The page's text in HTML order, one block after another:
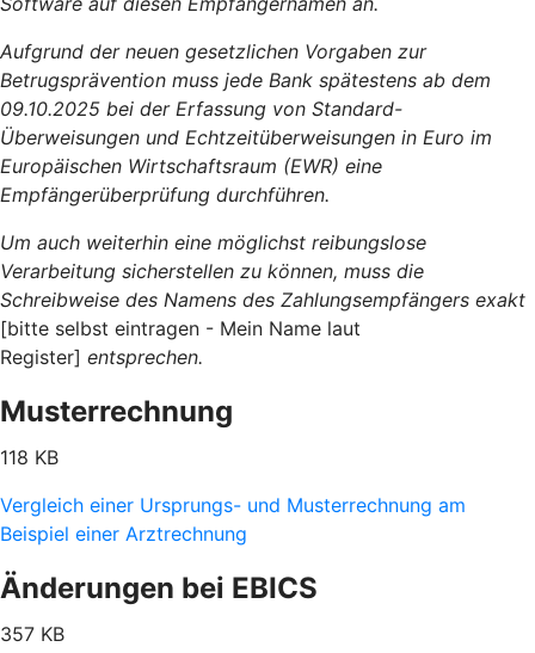
Aufgrund der neuen gesetzlichen Vorgaben zur
Betrugsprävention muss jede Bank spätestens ab dem
09.10.2025 bei der Erfassung von Standard-
Überweisungen und Echtzeitüberweisungen in Euro im
Europäischen Wirtschaftsraum (EWR) eine
Empfängerüberprüfung durchführen.
Um auch weiterhin eine möglichst reibungslose
Verarbeitung sicherstellen zu können, muss die
Schreibweise des Namens des Zahlungsempfängers exakt
[bitte selbst eintragen - Mein Name laut
Register] entsprechen.
Musterrechnung
118 KB
Vergleich einer Ursprungs- und Musterrechnung am
Beispiel einer Arztrechnung
Änderungen bei EBICS
357 KB